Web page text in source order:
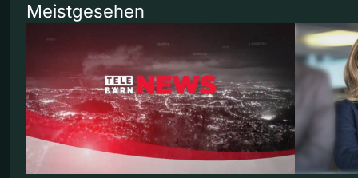
Meistgesehen